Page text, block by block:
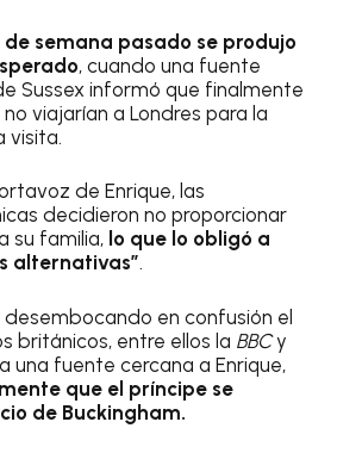
de semana pasado se produjo
, cuando una fuente
Sussex informó que finalmente
viajarían a Londres para la
visita.
de Enrique, las
decidieron no proporcionar
su familia, lo que lo obligó a
alternativas”.
en confusión el
británicos, entre ellos la BBCy
una fuente cercana a Enrique,
que el príncipe se
de Buckingham.